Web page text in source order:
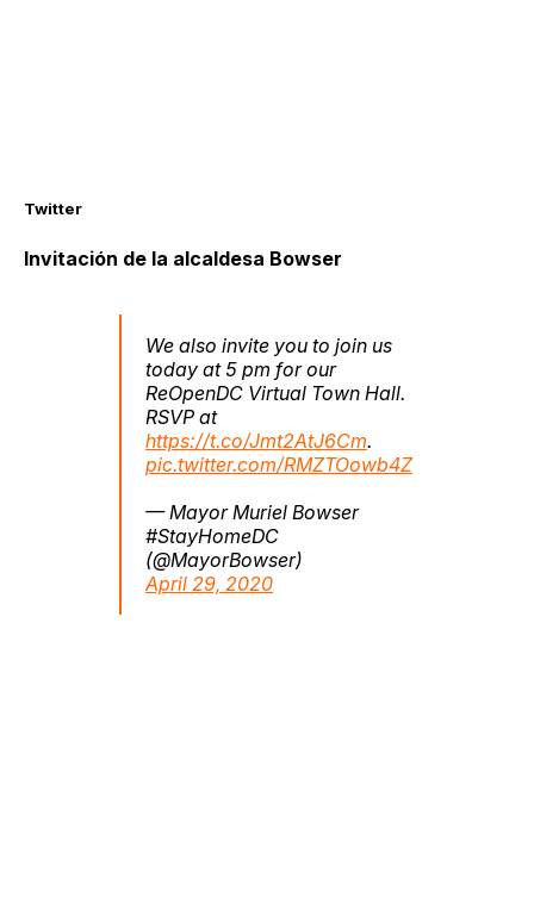
Twitter
Invitación de la alcaldesa Bowser
We also invite you to join us
today at 5 pm for our
ReOpenDC Virtual Town Hall.
RSVP at
https://t.co/Jmt2AtJ6Cm.
pic.twitter.com/RMZTOowb4Z
— Mayor Muriel Bowser
#StayHomeDC
(@MayorBowser)
April 29, 2020